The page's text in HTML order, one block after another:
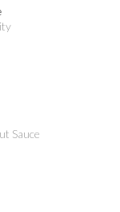
Sauce